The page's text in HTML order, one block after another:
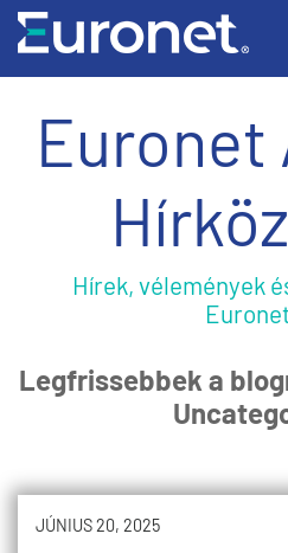
Euronet
Hírek, vélemények
Legfrissebbek a
JÚNIUS 20, 2025